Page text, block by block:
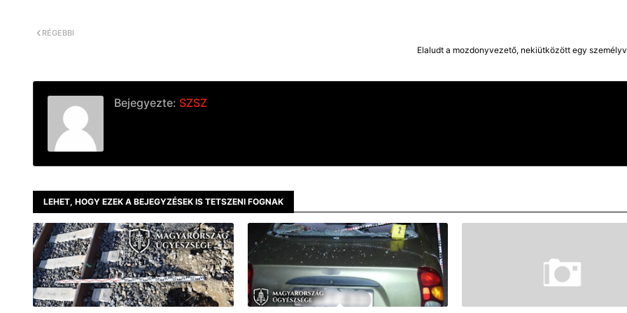
Elaludt a mozdonyvezető, nekiütközött egy
RÉGEBBI
Bejegyezte: SZSZ
LEHET, HOGY EZEK A BEJEGYZÉSEK IS TETSZENI FOGNAK